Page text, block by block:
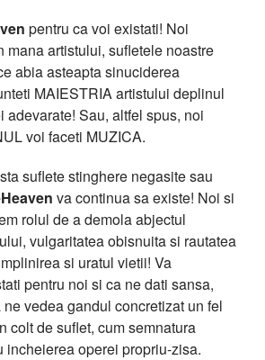
pentru ca voi existati! Noi
mana artistului, sufletele noastre
abia asteapta sinuciderea
MAIESTRIA artistului deplinul
adevarate! Sau, altfel spus, noi
voi faceti MUZICA.
suflete stinghere negasite sau
va continua sa existe! Noi si
rolul de a demola abjectul
vulgaritatea obisnuita si rautatea
si uratul vietii! Va
pentru noi si ca ne dati sansa,
vedea gandul concretizat un fel
colt de suflet, cum semnatura
incheierea operei propriu-zisa.